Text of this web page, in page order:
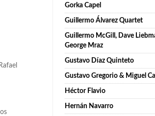
Gorka Capel
Guillermo Álvarez Quartet
Guillermo McGill, Dave
George Mraz
Gustavo Díaz Quinteto
Gustavo Gregorio & Miguel
Héctor Flavio
Hernán Navarro